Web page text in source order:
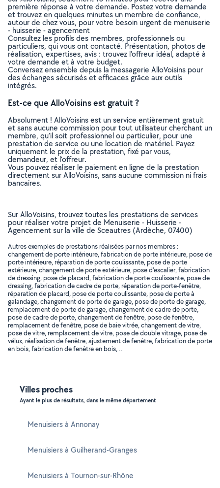
première réponse à votre demande. Postez votre demande
et trouvez en quelques minutes un membre de confiance,
autour de chez vous, pour votre besoin urgent de menuiserie
- huisserie - agencement
Consultez les profils des membres, professionnels ou
particuliers, qui vous ont contacté. Présentation, photos de
réalisation, expertises, avis : trouvez l'offreur idéal, adapté à
votre demande et à votre budget.
Conversez ensemble depuis la messagerie AlloVoisins pour
des échanges sécurisés et efficaces grâce aux outils
intégrés.
Est-ce que AlloVoisins est gratuit ?
Absolument ! AlloVoisins est un service entièrement gratuit
et sans aucune commission pour tout utilisateur cherchant un
membre, qu’il soit professionnel ou particulier, pour une
prestation de service ou une location de matériel. Payez
uniquement le prix de la prestation, fixé par vous,
demandeur, et l’offreur.
Vous pouvez réaliser le paiement en ligne de la prestation
directement sur AlloVoisins, sans aucune commission ni frais
bancaires.
Sur AlloVoisins, trouvez toutes les prestations de services
pour réaliser votre projet de Menuiserie - Huisserie -
Agencement sur la ville de Sceautres (Ardèche, 07400)
Autres exemples de prestations réalisées par nos membres :
changement de porte intérieure, fabrication de porte intérieure, pose de
porte intérieure, réparation de porte coulissante, pose de porte
extérieure, changement de porte extérieure, pose d'escalier, fabrication
de dressing, pose de placard, fabrication de porte coulissante, pose de
dressing, fabrication de cadre de porte, réparation de porte-fenêtre,
réparation de placard, pose de porte coulissante, pose de porte à
galandage, changement de porte de garage, pose de porte de garage,
remplacement de porte de garage, changement de cadre de porte,
pose de cadre de porte, changement de fenêtre, pose de fenêtre,
remplacement de fenêtre, pose de baie vitrée, changement de vitre,
pose de vitre, remplacement de vitre, pose de double vitrage, pose de
vélux, réalisation de fenêtre, ajustement de fenêtre, fabrication de porte
en bois, fabrication de fenêtre en bois, ..
Villes proches
Ayant le plus de résultats, dans le même département
Menuisiers à Annonay
Menuisiers à Guilherand-Granges
Menuisiers à Tournon-sur-Rhône